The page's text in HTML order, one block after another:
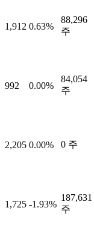
1,912 0.63%
88,296
주
992 0.00%
84,054
주
2,205 0.00% 0 주
1,725 -1.93%
187,631
주